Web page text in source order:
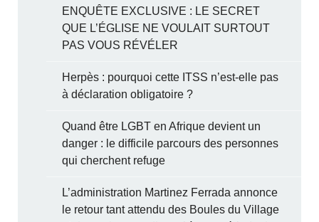
ENQUÊTE EXCLUSIVE : LE SECRET
QUE L’ÉGLISE NE VOULAIT SURTOUT
PAS VOUS RÉVÉLER
Herpès : pourquoi cette ITSS n’est-elle pas
à déclaration obligatoire ?
Quand être LGBT en Afrique devient un
danger : le difficile parcours des personnes
qui cherchent refuge
L’administration Martinez Ferrada annonce
le retour tant attendu des Boules du Village